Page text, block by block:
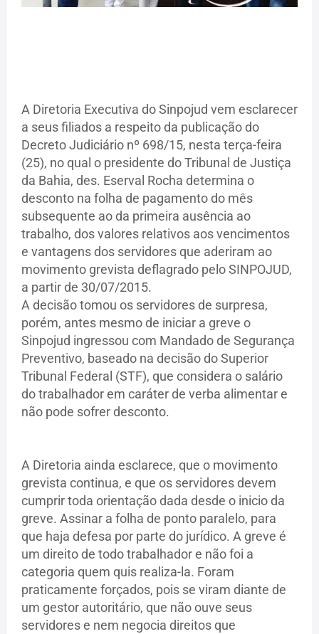
A Diretoria Executiva do Sinpojud vem esclarecer
a seus filiados a respeito da publicação do
Decreto Judiciário nº 698/15, nesta terça-feira
(25), no qual o presidente do Tribunal de Justiça
da Bahia, des. Eserval Rocha determina o
desconto na folha de pagamento do mês
subsequente ao da primeira ausência ao
trabalho, dos valores relativos aos vencimentos
e vantagens dos servidores que aderiram ao
movimento grevista deflagrado pelo SINPOJUD,
a partir de 30/07/2015.
A decisão tomou os servidores de surpresa,
porém, antes mesmo de iniciar a greve o
Sinpojud ingressou com Mandado de Segurança
Preventivo, baseado na decisão do Superior
Tribunal Federal (STF), que considera o salário
do trabalhador em caráter de verba alimentar e
não pode sofrer desconto.
A Diretoria ainda esclarece, que o movimento
grevista continua, e que os servidores devem
cumprir toda orientação dada desde o inicio da
greve. Assinar a folha de ponto paralelo, para
que haja defesa por parte do jurídico. A greve é
um direito de todo trabalhador e não foi a
categoria quem quis realiza-la. Foram
praticamente forçados, pois se viram diante de
um gestor autoritário, que não ouve seus
servidores e nem negocia direitos que